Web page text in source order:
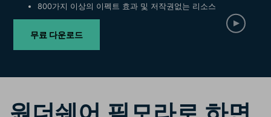
고객 지원
더 알아보기
800가지 이상의 이펙트 효과 및 저작권없는 리소스
무료 다운로드